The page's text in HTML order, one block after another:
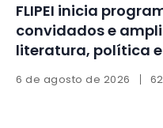
FLIPEI inicia
convidados e
literatura, política
6 de agosto de 2026